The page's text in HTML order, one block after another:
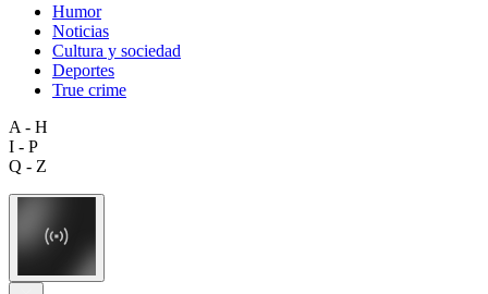
Humor
Noticias
Cultura y sociedad
Deportes
True crime
A - H
I - P
Q - Z